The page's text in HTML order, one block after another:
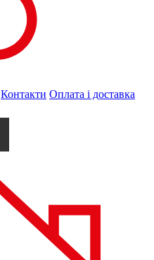
Контакти Оплата і доставка